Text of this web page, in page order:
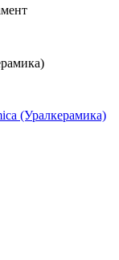
(Уралкерамика)